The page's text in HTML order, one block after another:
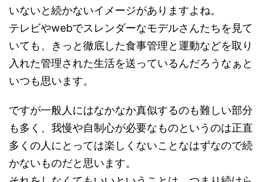
いないと続かないイメージがありますよね。
テレビやwebでスレンダーなモデルさんたちを見て
いても、きっと徹底した食事管理と運動などを取り
入れた管理された生活を送っているんだろうなぁと
いつも思います。
ですが一般人にはなかなか真似するのも難しい部分
も多く、我慢や自制心が必要なものというのは正直
多くの人にとっては楽しくないことなはずなので続
かないものだと思います。